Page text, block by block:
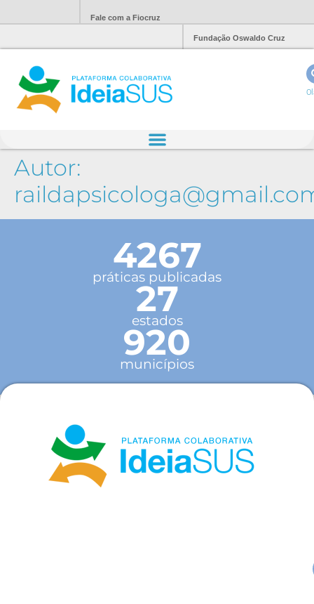
Fale com a Fiocruz
Fundação Oswaldo Cruz
Autor:
4267
práticas publicadas
27
estados
920
municípios